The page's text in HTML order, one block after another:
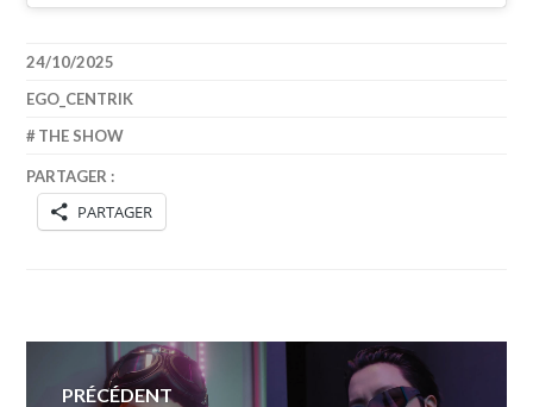
24/10/2025
EGO_CENTRIK
THE SHOW
PARTAGER :
PARTAGER
Navigation
PRÉCÉDENT